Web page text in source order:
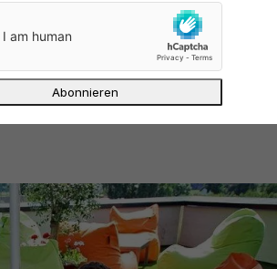
dass Bücher etc.
sind etwas
ich mal fleißig. Werden sie
– was nicht unüblich wäre.